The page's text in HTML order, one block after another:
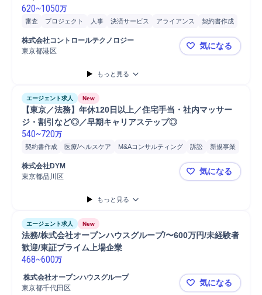
620~1050万
審査 プロジェクト 人事 決済サービス アライアンス
契約書作成
体制構築
株式会社コントロールテクノロジー
東京都港区
【法務業務
気になる
もっと見る
エージェント求人 New
【東京／法務】年休120日以上／住宅手当・社内マッサー
ジ・割引など◎／早期キャリアステップ◎
540~720万
契約書作成 医療/ヘルスケア M&Aコンサルティング 訴訟
新規事業
係長
経営会議
制度構築
法人営業
コンプライアンス
師長/課長 M&A支援 M&Aアドバイザリー
転職支援
株式会社DYM
東京都品川区
【東京／法
気になる
もっと見る
エージェント求人 New
法務/株式会社オープンハウスグループ/〜600万円/未経験者
歓迎/東証プライム上場企業
468~600万
株式会社オープンハウスグループ
東京都千代田区
法務/株式会
気になる